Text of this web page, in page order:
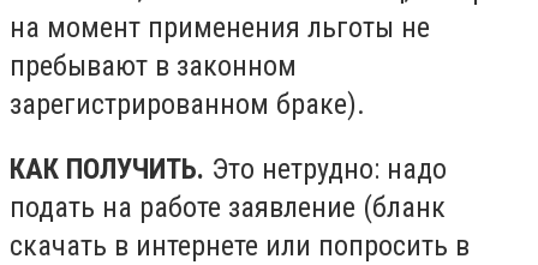
на момент применения льготы не
пребывают в законном
зарегистрированном браке).
КАК ПОЛУЧИТЬ. Это нетрудно: надо
подать на работе заявление (бланк
скачать в интернете или попросить в